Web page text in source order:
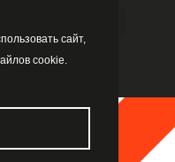
сайт,
cookie.